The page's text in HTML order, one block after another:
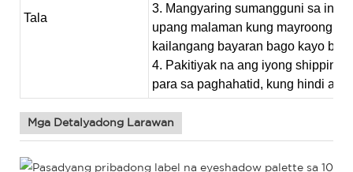
Tala
3. Mangyaring sumangguni sa
upang malaman kung mayroong
kailangang bayaran bago kayo
4. Pakitiyak na ang iyong shipping
para sa paghahatid, kung hindi ay
Mga Detalyadong Larawan